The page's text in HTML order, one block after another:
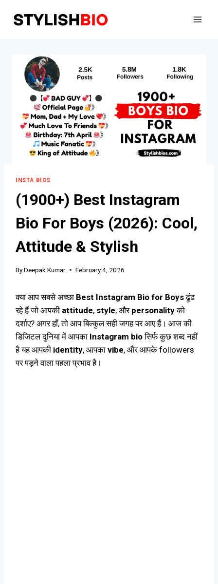
INSTA BIOS
(1900+) Best Instagram
Bio For Boys (2026): Cool,
Attitude & Stylish
ByDeepak Kumar February 4, 2026
क्या आप सबसे अच्छा Best Instagram Bio for Boysढूंढ
रहे हैं जो आपकी attitude, style, और personalityको
दर्शाए? अगर हाँ, तो आप बिल्कुल सही जगह पर आए हैं। आज की
डिजिटल दुनिया में आपका Instagram bioसिर्फ कुछ शब्द नहीं
है यह आपकी identity, आपका vibe, और आपके followers
पर पड़ने वाला पहला प्रभाव है।